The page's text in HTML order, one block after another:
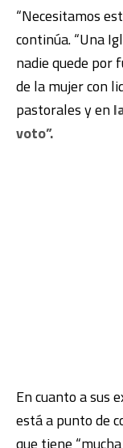
“Necesitamos
continúa. “Una
nadie quede por
de la mujer con
pastorales y en
voto”.
En cuanto a sus
está a punto de